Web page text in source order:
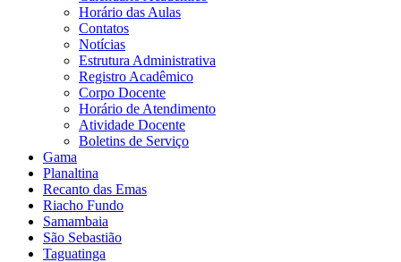
Horário das Aulas
Contatos
Notícias
Estrutura Administrativa
Registro Acadêmico
Corpo Docente
Horário de Atendimento
Atividade Docente
Boletins de Serviço
Gama
Planaltina
Recanto das Emas
Riacho Fundo
Samambaia
São Sebastião
Taguatinga